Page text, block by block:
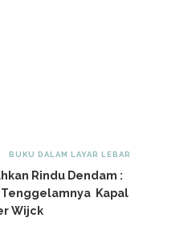
BUKU DALAM LAYAR LEBAR
Rindu Dendam :
Kapal
Wijck